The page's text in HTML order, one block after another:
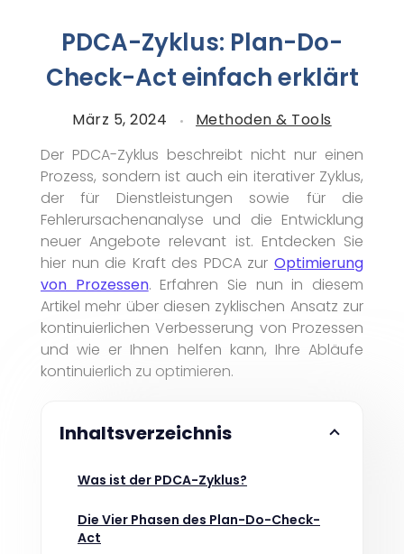
PDCA-Zyklus: Plan-Do-
Check-Act einfach erklärt
März 5, 2024
Methoden & Tools
Der PDCA-Zyklus beschreibt nicht nur einen
Prozess, sondern ist auch ein iterativer Zyklus,
der für Dienstleistungen sowie für die
Fehlerursachenanalyse und die Entwicklung
neuer Angebote relevant ist. Entdecken Sie
hier nun die Kraft des PDCA zur Optimierung
von Prozessen. Erfahren Sie nun in diesem
Artikel mehr über diesen zyklischen Ansatz zur
kontinuierlichen Verbesserung von Prozessen
und wie er Ihnen helfen kann, Ihre Abläufe
kontinuierlich zu optimieren.
Inhaltsverzeichnis
Was ist der PDCA-Zyklus?
Die Vier Phasen des Plan-Do-Check-
Act